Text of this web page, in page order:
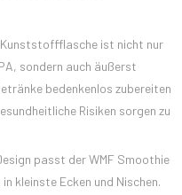
ist nicht nur
sondern auch äußerst
bedenkenlos zubereiten
Risiken sorgen zu
passt der WMF Smoothie
kleinste Ecken und Nischen.